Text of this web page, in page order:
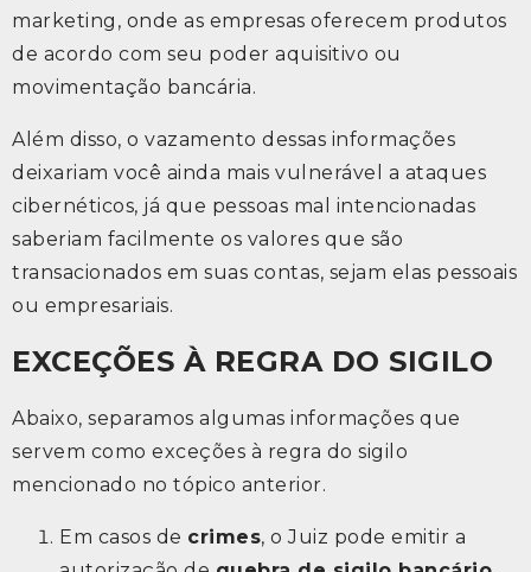
marketing, onde as empresas oferecem produtos
de acordo com seu poder aquisitivo ou
movimentação bancária.
Além disso, o vazamento dessas informações
deixariam você ainda mais vulnerável a ataques
cibernéticos, já que pessoas mal intencionadas
saberiam facilmente os valores que são
transacionados em suas contas, sejam elas pessoais
ou empresariais.
EXCEÇÕES À REGRA DO SIGILO
Abaixo, separamos algumas informações que
servem como exceções à regra do sigilo
mencionado no tópico anterior.
Em casos de crimes, o Juiz pode emitir a